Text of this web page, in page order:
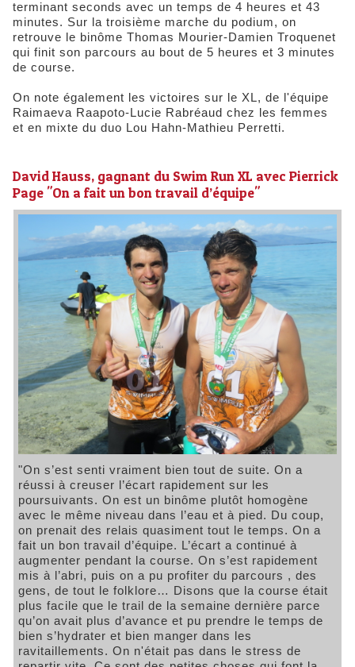
terminant seconds avec un temps de 4 heures et 43
minutes. Sur la troisième marche du podium, on
retrouve le binôme Thomas Mourier-Damien Troquenet
qui finit son parcours au bout de 5 heures et 3 minutes
de course.
On note également les victoires sur le XL, de l'équipe
Raimaeva Raapoto-Lucie Rabréaud chez les femmes
et en mixte du duo Lou Hahn-Mathieu Perretti.
David Hauss, gagnant du Swim Run XL avec Pierrick
Page "On a fait un bon travail d’équipe"
"On s’est senti vraiment bien tout de suite. On a
réussi à creuser l’écart rapidement sur les
poursuivants. On est un binôme plutôt homogène
avec le même niveau dans l’eau et à pied. Du coup,
on prenait des relais quasiment tout le temps. On a
fait un bon travail d’équipe. L’écart a continué à
augmenter pendant la course. On s’est rapidement
mis à l’abri, puis on a pu profiter du parcours , des
gens, de tout le folklore… Disons que la course était
plus facile que le trail de la semaine dernière parce
qu’on avait plus d’avance et pu prendre le temps de
bien s’hydrater et bien manger dans les
ravitaillements. On n'était pas dans le stress de